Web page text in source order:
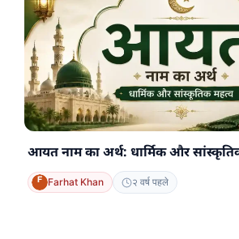
आयत नाम का अर्थ: धार्मिक और
Farhat Khan २ वर्ष पहले